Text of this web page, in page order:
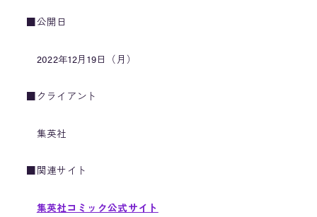
■公開日
2022年12月19日（月）
■クライアント
集英社
■関連サイト
集英社コミック公式サイト